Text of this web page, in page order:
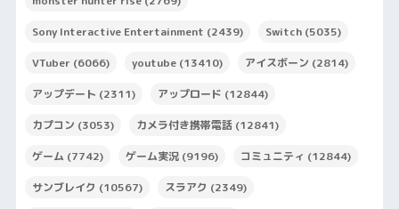
Sony Interactive Entertainment (2439) Switch(5035)
VTuber(6066) youtube(13410) アイスボーン (2814)
アップデート (2311) アップロード (12844)
カプコン (3053) カメラ付き携帯電話(12841)
ゲーム (7742) ゲーム実況(9196) コミュニティ (12844)
サンブレイク (10567) スラアク (2349)